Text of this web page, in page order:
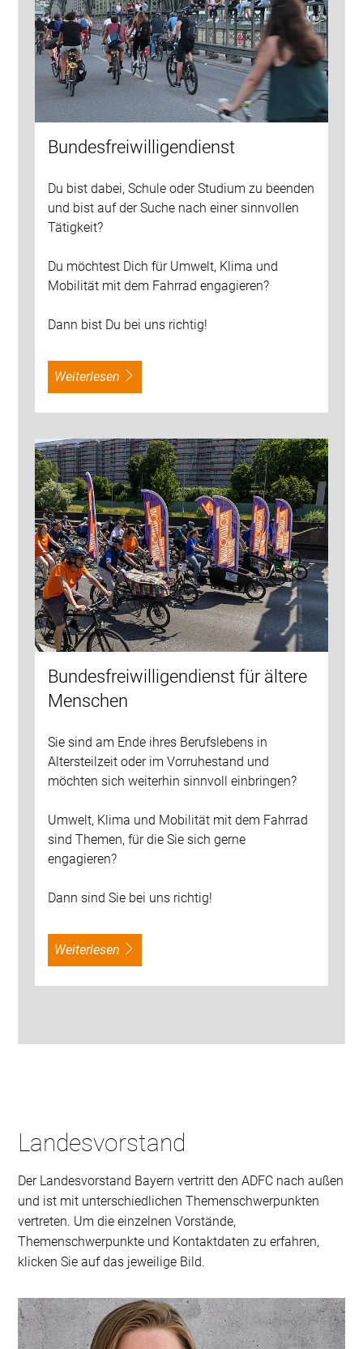
Bundesfreiwilligendienst
Du bist dabei, Schule oder Studium zu beenden
und bist auf der Suche nach einer sinnvollen
Tätigkeit?
Du möchtest Dich für Umwelt, Klima und
Mobilität mit dem Fahrrad engagieren?
Dann bist Du bei uns richtig!
weiterlesen
Bundesfreiwilligendienst für ältere
Menschen
Sie sind am Ende ihres Berufslebens in
Altersteilzeit oder im Vorruhestand und
möchten sich weiterhin sinnvoll einbringen?
Umwelt, Klima und Mobilität mit dem Fahrrad
sind Themen, für die Sie sich gerne
engagieren?
Dann sind Sie bei uns richtig!
weiterlesen
Landesvorstand
Der Landesvorstand Bayern vertritt den ADFC nach außen
und ist mit unterschiedlichen Themenschwerpunkten
vertreten. Um die einzelnen Vorstände,
Themenschwerpunkte und Kontaktdaten zu erfahren,
klicken Sie auf das jeweilige Bild.